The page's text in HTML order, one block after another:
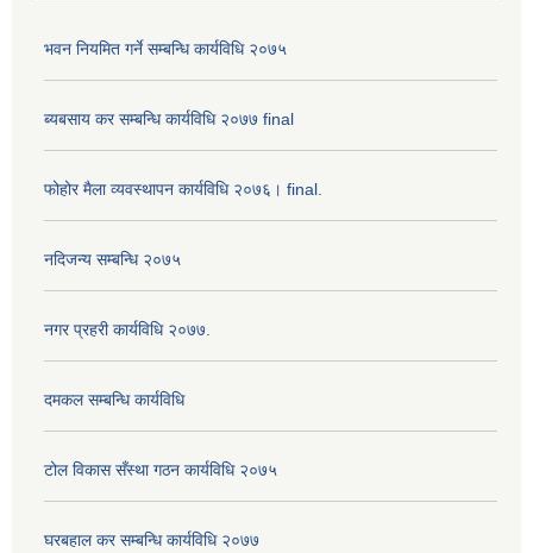
भवन नियमित गर्ने सम्बन्धि कार्यविधि २०७५
ब्यबसाय कर सम्बन्धि कार्यविधि २०७७ final
फोहोर मैला व्यवस्थापन कार्यविधि २०७६। final.
नदिजन्य सम्बन्धि २०७५
नगर प्रहरी कार्यविधि २०७७.
दमकल सम्बन्धि कार्यविधि
टोल विकास सँस्था गठन कार्यविधि २०७५
घरबहाल कर सम्बन्धि कार्यविधि २०७७